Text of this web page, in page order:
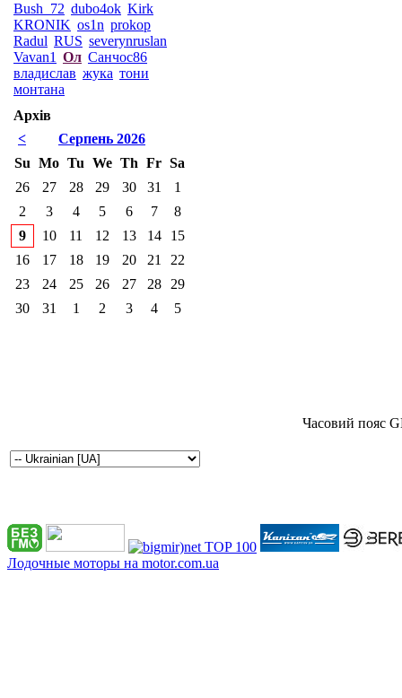
Bush_72 dubo4ok Kirk
KRONIK os1n prokop
Radul RUS severynruslan
Vavan1 Ол Санчос86
владислав жука тони
монтана
Архів
<
Серпень 2026
Su Mo Tu We Th Fr Sa
26
27 28 29 30 31
1
2
3 4 5 6 7
8
9
10 11 12 13 14
15
16
17 18 19 20 21
22
23
24 25 26 27 28
29
30
31 1 2 3 4 5
Часовий пояс
Лодочные моторы на motor.com.ua